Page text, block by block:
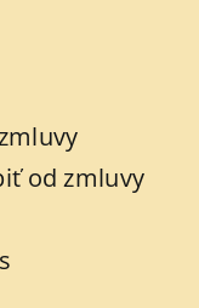
od zmluvy